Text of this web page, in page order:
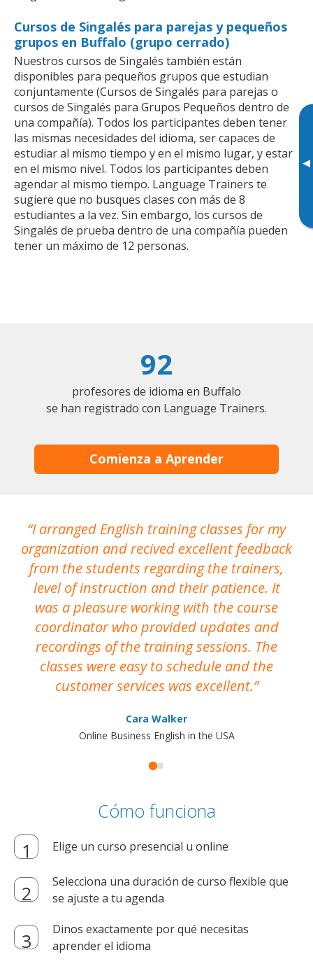
▸
Cursos de Singalés para parejas y pequeños
grupos en Buffalo (grupo cerrado)
Nuestros cursos de Singalés también están
disponibles para pequeños grupos que estudian
conjuntamente (Cursos de Singalés para parejas o
cursos de Singalés para Grupos Pequeños dentro de
una compañía). Todos los participantes deben tener
las mismas necesidades del idioma, ser capaces de
estudiar al mismo tiempo y en el mismo lugar, y estar
en el mismo nivel. Todos los participantes deben
agendar al mismo tiempo. Language Trainers te
sugiere que no busques clases con más de 8
estudiantes a la vez. Sin embargo, los cursos de
Singalés de prueba dentro de una compañía pueden
tener un máximo de 12 personas.
92
profesores de idioma en Buffalo
se han registrado con Language Trainers.
Comienza a Aprender
I arranged English training classes for my
organization and recived excellent feedback
from the students regarding the trainers,
level of instruction and their patience. It
was a pleasure working with the course
coordinator who provided updates and
recordings of the training sessions. The
classes were easy to schedule and the
customer services was excellent.
Cara Walker
Online Business English in the USA
Cómo funciona
Elige un curso presencial u online
Selecciona una duración de curso flexible que
se ajuste a tu agenda
Dinos exactamente por qué necesitas
aprender el idioma